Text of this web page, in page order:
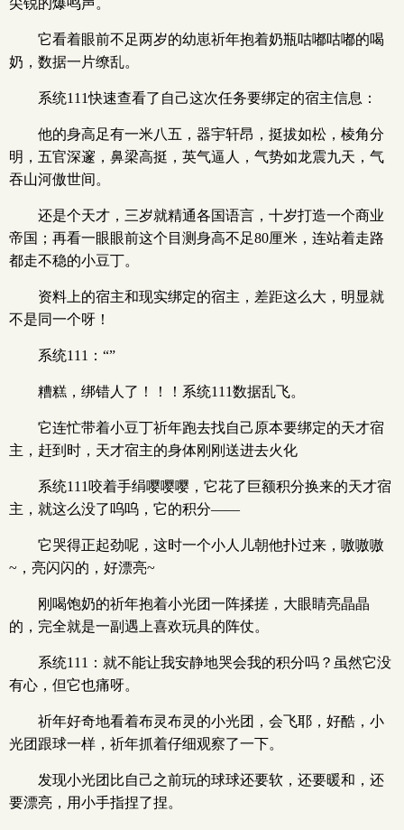
尖锐的爆鸣声。
它看着眼前不足两岁的幼崽祈年抱着奶瓶咕嘟咕嘟的喝
奶，数据一片缭乱。
系统111快速查看了自己这次任务要绑定的宿主信息：
他的身高足有一米八五，器宇轩昂，挺拔如松，棱角分
明，五官深邃，鼻梁高挺，英气逼人，气势如龙震九天，气
吞山河傲世间。
还是个天才，三岁就精通各国语言，十岁打造一个商业
帝国；再看一眼眼前这个目测身高不足80厘米，连站着走路
都走不稳的小豆丁。
资料上的宿主和现实绑定的宿主，差距这么大，明显就
不是同一个呀！
系统111：“”
糟糕，绑错人了！！！系统111数据乱飞。
它连忙带着小豆丁祈年跑去找自己原本要绑定的天才宿
主，赶到时，天才宿主的身体刚刚送进去火化
系统111咬着手绢嘤嘤嘤，它花了巨额积分换来的天才宿
主，就这么没了呜呜，它的积分——
它哭得正起劲呢，这时一个小人儿朝他扑过来，嗷嗷嗷
~，亮闪闪的，好漂亮~
刚喝饱奶的祈年抱着小光团一阵揉搓，大眼睛亮晶晶
的，完全就是一副遇上喜欢玩具的阵仗。
系统111：就不能让我安静地哭会我的积分吗？虽然它没
有心，但它也痛呀。
祈年好奇地看着布灵布灵的小光团，会飞耶，好酷，小
光团跟球一样，祈年抓着仔细观察了一下。
发现小光团比自己之前玩的球球还要软，还要暖和，还
要漂亮，用小手指捏了捏。